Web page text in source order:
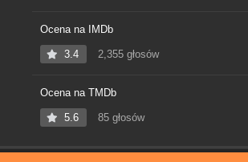
Ocena na IMDb
3.4 2,355 głosów
Ocena na TMDb
5.6 85 głosów